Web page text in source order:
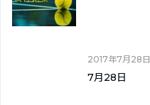
2017年7月28日
7月28日